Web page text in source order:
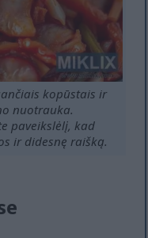
kopūstais ir
nuotrauka.
paveikslėlį, kad
ir didesnę raišką.